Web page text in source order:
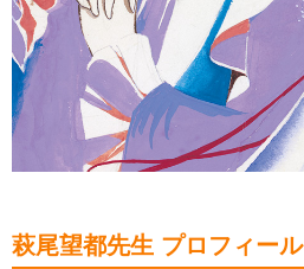
萩尾望都先生 プロフィール